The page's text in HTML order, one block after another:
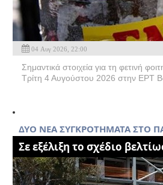
04 Αυγ 2026, 22:00
Σημαντικά στοιχεία για τη φετινή
Τρίτη 4 Αυγούστου 2026 στην ΕΡΤ
ΔΥΟ ΝΕΑ ΣΥΓΚΡΟΤΗΜΑΤΑ ΣΤΟ
Σε εξέλιξη το σχέδιο